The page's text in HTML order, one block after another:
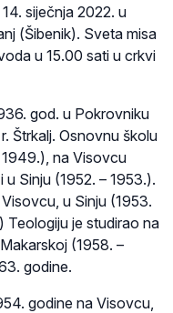
siječnja 2022. u
(Šibenik). Sveta misa
u 15.00 sati u crkvi
god. u Pokrovniku
Štrkalj. Osnovnu školu
na Visovcu
u Sinju (1952. – 1953.).
u Sinju (1953.
Teologiju je studirao na
(1958. –
godine.
godine na Visovcu,